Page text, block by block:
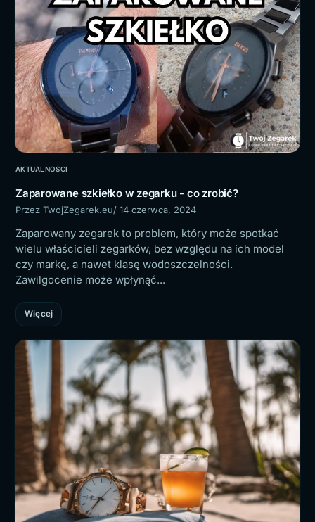
AKTUALNOŚCI
Zaparowane szkiełko w zegarku - co zrobić?
Przez TwojZegarek.eu/ 14 czerwca, 2024
Zaparowany zegarek to problem, który może spotkać
wielu właścicieli zegarków, bez względu na ich model
czy markę, a nawet klasę wodoszczelności.
Zawilgocenie może wpłynąć...
Więcej